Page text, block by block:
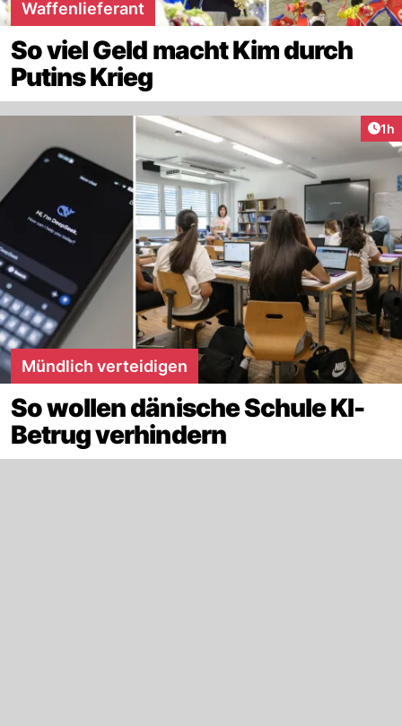
Waffenlieferant
So viel Geld macht Kim durch
Putins Krieg
1h
Mündlich verteidigen
So wollen dänische Schule KI-
Betrug verhindern